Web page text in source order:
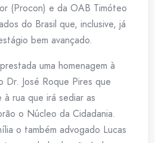
(Procon) e da OAB Timóteo
do Brasil que, inclusive, já
bem avançado.
uma homenagem à
Dr. José Roque Pires que
rua que irá sediar as
o Núcleo da Cidadania.
o também advogado Lucas